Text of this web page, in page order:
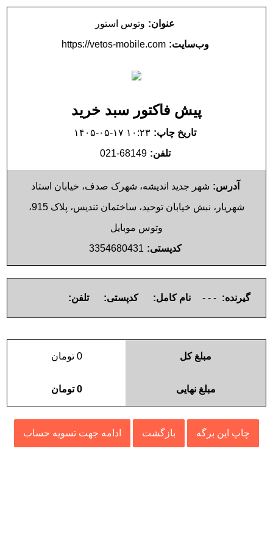
عنوان: وتوس استور
وب‌سایت: https://vetos-mobile.com
پیش فاکتور سبد خرید
تاریخ چاپ: ۱۴۰۵-۰۵-۱۷ ۱۰:۲۳
تلفن: 021-68149
آدرس: شهر جدید اندیشه، شهرک صدف، خیابان استاد
شهریار، نبش خیابان توحید، ساختمان تندیس، پلاک 915،
وتوس موبایل
کدپستی: 3354680431
گیرنده: - - - نام کامل: کدپستی: تلفن:
مبلغ کل 0 تومان
مبلغ نهایی 0 تومان
چاپ این برگه بازگشت ادامه جهت تسویه حساب